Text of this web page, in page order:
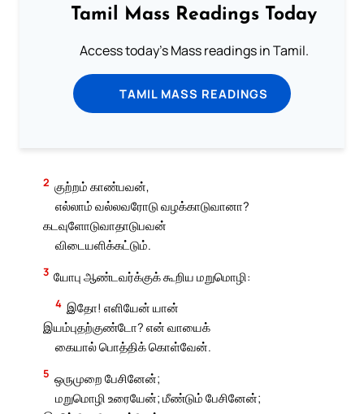
Tamil Mass Readings Today
Access today's Mass readings in Tamil.
TAMIL MASS READINGS
2 குற்றம் காண்பவன்,
எல்லாம் வல்லவரோடு வழக்காடுவானா?
கடவுளோடுவாதாடுபவன்
விடையளிக்கட்டும்.
3 யோபு ஆண்டவர்க்குக் கூறிய மறுமொழி:
4 இதோ! எளியேன் யான்
இயம்புதற்குண்டோ? என் வாயைக்
கையால் பொத்திக் கொள்வேன்.
5 ஒருமுறை பேசினேன்;
மறுமொழி உரையேன்; மீண்டும் பேசினேன்;